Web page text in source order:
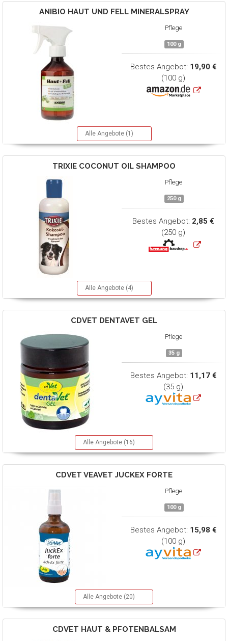
ANIBIO HAUT UND FELL MINERALSPRAY
Pflege
100 g
Bestes Angebot: 19,90 €
(100 g)
Alle Angebote (1)
TRIXIE COCONUT OIL SHAMPOO
Pflege
250 g
Bestes Angebot: 2,85 €
(250 g)
Alle Angebote (4)
CDVET DENTAVET GEL
Pflege
35 g
Bestes Angebot: 11,17 €
(35 g)
Alle Angebote (16)
CDVET VEAVET JUCKEX FORTE
Pflege
100 g
Bestes Angebot: 15,98 €
(100 g)
Alle Angebote (20)
CDVET HAUT & PFOTENBALSAM